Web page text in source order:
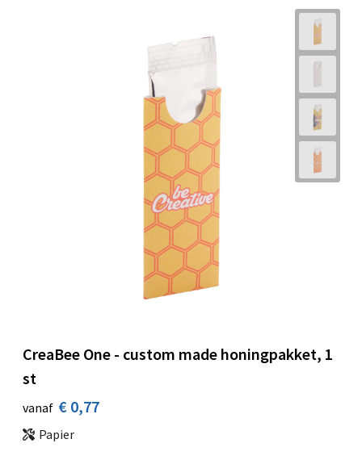
CreaBee One - custom made honingpakket, 1
st
vanaf € 0,77
Papier